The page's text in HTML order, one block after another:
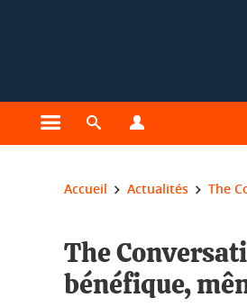
Ouvrir le menu principal
Ouvrir le moteur de
Vous êtes ici :
Accueil Actualités The
The
bénéfique,